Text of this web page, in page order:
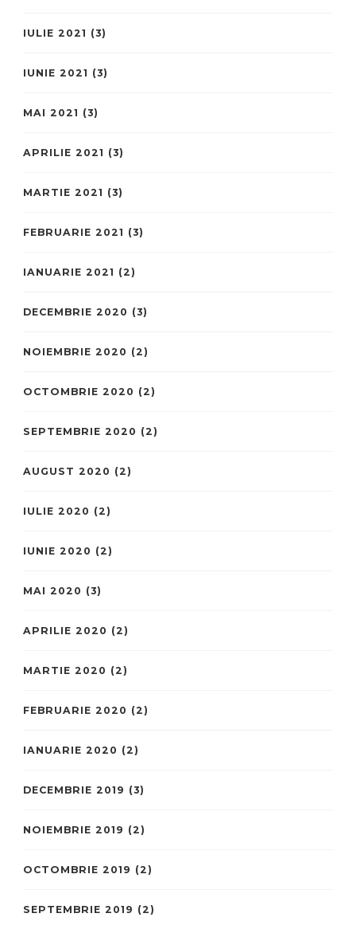
IULIE 2021 (3)
IUNIE 2021 (3)
MAI 2021 (3)
APRILIE 2021 (3)
MARTIE 2021 (3)
FEBRUARIE 2021 (3)
IANUARIE 2021 (2)
DECEMBRIE 2020 (3)
NOIEMBRIE 2020 (2)
OCTOMBRIE 2020 (2)
SEPTEMBRIE 2020 (2)
AUGUST 2020 (2)
IULIE 2020 (2)
IUNIE 2020 (2)
MAI 2020 (3)
APRILIE 2020 (2)
MARTIE 2020 (2)
FEBRUARIE 2020 (2)
IANUARIE 2020 (2)
DECEMBRIE 2019 (3)
NOIEMBRIE 2019 (2)
OCTOMBRIE 2019 (2)
SEPTEMBRIE 2019 (2)